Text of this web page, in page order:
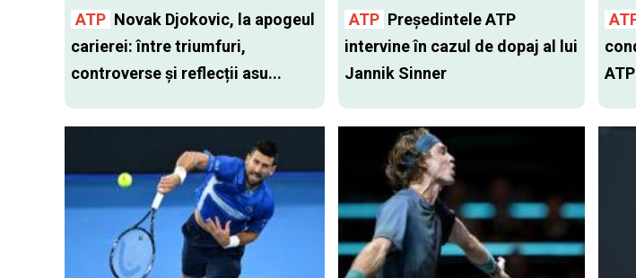
ATP Novak Djokovic, la apogeul
carierei: între triumfuri,
controverse și reflecții asu...
ATP Preşedintele ATP
intervine în cazul de dopaj al lui
Jannik Sinner
ATP